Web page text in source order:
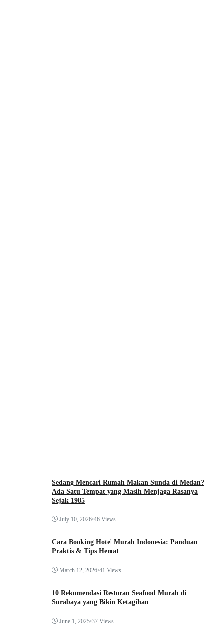
Sedang Mencari Rumah Makan Sunda di Medan?
Ada Satu Tempat yang Masih Menjaga Rasanya
Sejak 1985
July 10, 2026•46 Views
Cara Booking Hotel Murah Indonesia: Panduan
Praktis & Tips Hemat
March 12, 2026•41 Views
10 Rekomendasi Restoran Seafood Murah di
Surabaya yang Bikin Ketagihan
June 1, 2025•37 Views